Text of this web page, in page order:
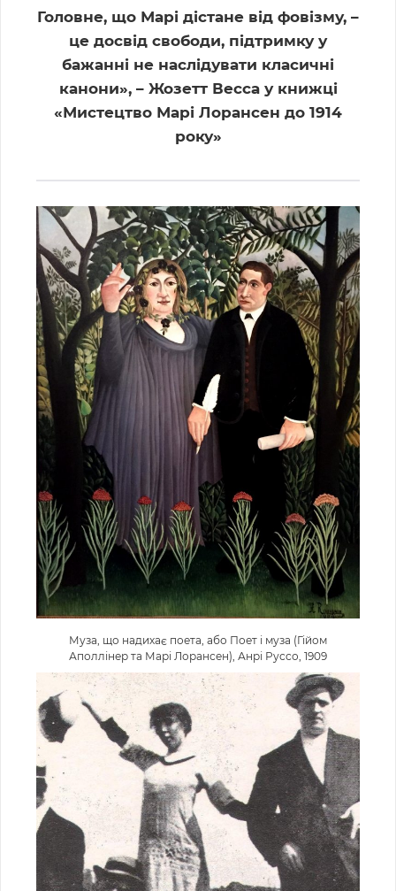
Головне, що Марі дістане від фовізму, –
це досвід свободи, підтримку у
бажанні не наслідувати класичні
канони», – Жозетт Весса у книжці
«Мистецтво Марі Лорансен до 1914
року»
Муза, що надихає поета, або Поет і муза (Гійом
Аполлінер та Марі Лорансен), Анрі Руссо, 1909